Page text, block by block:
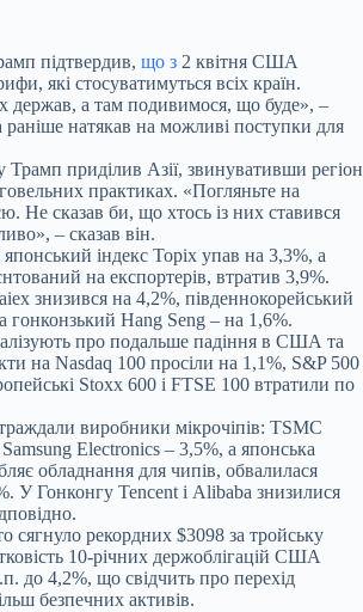
підтвердив, що з 2 квітня США
які стосуватимуться всіх країн.
держав, а там подивимося, що буде», –
раніше натякав на можливі поступки для
Трамп приділив Азії, звинувативши регіон
практиках. «Погляньте на
Не сказав би, що хтось із них ставився
– сказав він.
японський індекс Topix упав на 3,3%, а
на експортерів, втратив 3,9%.
знизився на 4,2%, південнокорейський
гонконзький Hang Seng – на 1,6%.
про подальше падіння в США та
на Nasdaq 100 просіли на 1,1%, S&P 500
Stoxx 600 і FTSE 100 втратили по
виробники мікрочіпів: TSMC
Electronics – 3,5%, а японська
обладнання для чипів, обвалилася
У Гонконгу Tencent і Alibaba знизилися
сягнуло рекордних $3098 за тройську
10-річних держоблігацій США
до 4,2%, що свідчить про перехід
безпечних активів.